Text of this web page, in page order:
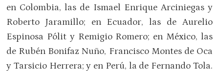
en Colombia, las de Ismael Enrique Arciniegas y
Roberto Jaramillo; en Ecuador, las de Aurelio
Espinosa Pólit y Remigio Romero; en México, las
de Rubén Bonifaz Nuño, Francisco Montes de Oca
y Tarsicio Herrera; y en Perú, la de Fernando Tola.